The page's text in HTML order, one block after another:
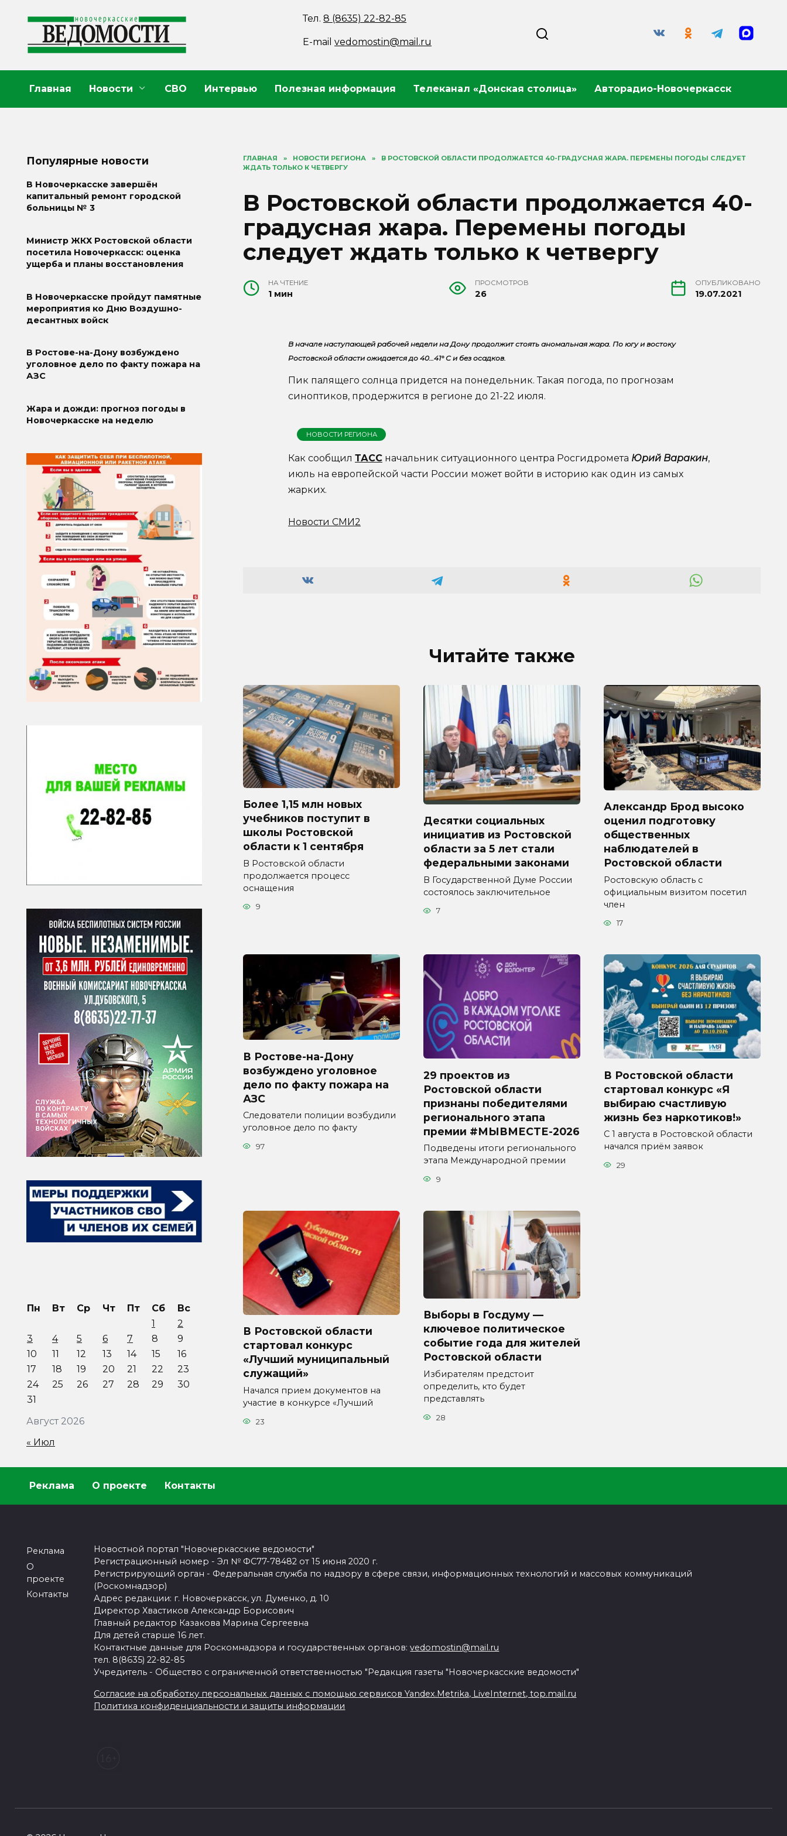
содержанию
Тел.8 (8635) 22-82-85
E-mailvedomostin@mail.ru
Главная Новости СВО Интервью Полезная информация Телеканал «Донская столица» Авторадио-Новочеркасск
ГЛАВНАЯ » НОВОСТИ РЕГИОНА »
В РОСТОВСКОЙ ОБЛАСТИ ПРОДОЛЖАЕТСЯ 40-ГРАДУСНАЯ ЖАРА. ПЕРЕМЕНЫ ПОГОДЫ СЛЕДУЕТ
ЖДАТЬ ТОЛЬКО К ЧЕТВЕРГУ
В Ростовской области продолжается 40-
градусная жара. Перемены погоды
следует ждать только к четвергу
НА ЧТЕНИЕ
1 мин
ПРОСМОТРОВ
26
ОПУБЛИКОВАНО
19.07.2021
В начале наступающей рабочей недели на Дону продолжит стоять аномальная жара. По югу и востоку
Ростовской области ожидается до 40…41° С и без осадков.
Пик палящего солнца придется на понедельник. Такая погода, по прогнозам
синоптиков, продержится в регионе до 21-22 июля.
НОВОСТИ РЕГИОНА
Как сообщил ТАСС начальник ситуационного центра Росгидромета Юрий Варакин,
июль на европейской части России может войти в историю как один из самых
жарких.
Новости СМИ2
Читайте также
Более 1,15 млн новых
учебников поступит в
школы Ростовской
области к 1 сентября
В Ростовской области
продолжается процесс
оснащения
9
Десятки социальных
инициатив из Ростовской
области за 5 лет стали
федеральными законами
В Государственной Думе России
состоялось заключительное
7
Александр Брод высоко
оценил подготовку
общественных
наблюдателей в
Ростовской области
Ростовскую область с
официальным визитом посетил
член
17
В Ростове-на-Дону
возбуждено уголовное
дело по факту пожара на
АЗС
Следователи полиции возбудили
уголовное дело по факту
97
29 проектов из
Ростовской области
признаны победителями
регионального этапа
премии #МЫВМЕСТЕ-2026
Подведены итоги регионального
этапа Международной премии
9
В Ростовской области
стартовал конкурс «Я
выбираю счастливую
жизнь без наркотиков!»
С 1 августа в Ростовской области
начался приём заявок
29
В Ростовской области
стартовал конкурс
«Лучший муниципальный
служащий»
Начался прием документов на
участие в конкурсе «Лучший
23
Выборы в Госдуму —
ключевое политическое
событие года для жителей
Ростовской области
Избирателям предстоит
определить, кто будет
представлять
28
Популярные новости
В Новочеркасске завершён
капитальный ремонт городской
больницы № 3
Министр ЖКХ Ростовской области
посетила Новочеркасск: оценка
ущерба и планы восстановления
В Новочеркасске пройдут памятные
мероприятия ко Дню Воздушно-
десантных войск
В Ростове-на-Дону возбуждено
уголовное дело по факту пожара на
АЗС
Жара и дожди: прогноз погоды в
Новочеркасске на неделю
Август 2026
Пн Вт Ср Чт Пт Сб
Вс
1
2
3
4 5 6 7 8
9
10
11 12 13 14 15
16
17
18 19 20 21 22
23
24
25 26 27 28 29
30
31
« Июл
Реклама О проекте Контакты
Реклама
О
проекте
Контакты
Новостной портал "Новочеркасские ведомости"
Регистрационный номер - Эл № ФС77-78482 от 15 июня 2020 г.
Регистрирующий орган - Федеральная служба по надзору в сфере связи, информационных технологий и массовых коммуникаций
(Роскомнадзор)
Адрес редакции: г. Новочеркасск, ул. Думенко, д. 10
Директор Хвастиков Александр Борисович
Главный редактор Казакова Марина Сергеевна
Для детей старше 16 лет.
Контактные данные для Роскомнадзора и государственных органов:vedomostin@mail.ru
тел. 8(8635) 22-82-85
Учредитель - Общество с ограниченной ответственностью "Редакция газеты "Новочеркасские ведомости"
Согласие на обработку персональных данных с помощью сервисов Yandex.Metrika, LiveInternet, top.mail.ru
Политика конфиденциальности и защиты информации